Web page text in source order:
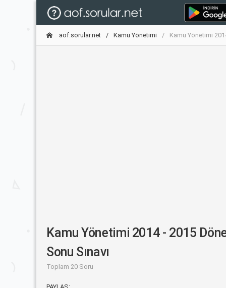
aof.sorular.net Kamu Yönetimi Kamu Yönetimi
Kamu Yönetimi 2014 - 2015
Sonu Sınavı
Toplam 20 Soru